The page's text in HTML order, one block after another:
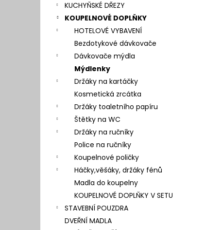
KUCHYŇSKÉ DŘEZY
KOUPELNOVÉ DOPLŇKY
HOTELOVÉ VYBAVENÍ
Bezdotykové dávkovače
Dávkovače mýdla
Mýdlenky
Držáky na kartáčky
Kosmetická zrcátka
Držáky toaletního papíru
Štětky na WC
Držáky na ručníky
Police na ručníky
Koupelnové poličky
Háčky,věšáky, držáky fénů
Madla do koupelny
KOUPELNOVÉ DOPLŇKY V SETU
STAVEBNÍ POUZDRA
DVEŘNÍ MADLA